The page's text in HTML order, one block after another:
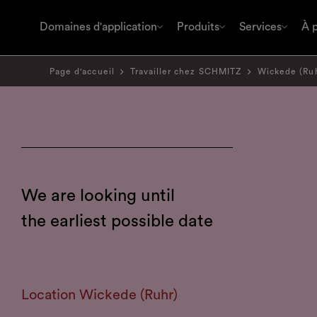
Domaines d'application Produits Services À
Page d'accueil Travailler chez SCHMITZ Wickede
We are looking until
the earliest possible date
Location Wickede (Ruhr)